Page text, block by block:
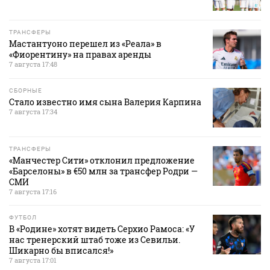
ТРАНСФЕРЫ
Мастантуоно перешел из «Реала» в
«Фиорентину» на правах аренды
7 августа 17:48
СБОРНЫЕ
Стало известно имя сына Валерия Карпина
7 августа 17:34
ТРАНСФЕРЫ
«Манчестер Сити» отклонил предложение
«Барселоны» в €50 млн за трансфер Родри —
СМИ
7 августа 17:16
ФУТБОЛ
В «Родине» хотят видеть Серхио Рамоса: «У
нас тренерский штаб тоже из Севильи.
Шикарно бы вписался!»
7 августа 17:01